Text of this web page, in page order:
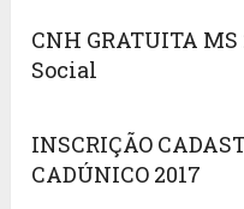
CNH GRATUITA
Social
INSCRIÇÃO
CADÚNICO 2017